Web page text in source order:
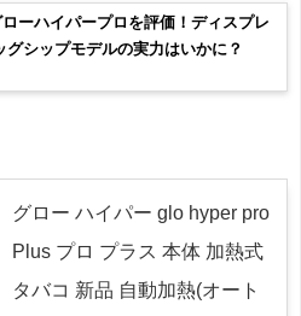
ローハイパープロを評価！ディスプレ
グシップモデルの実力はいかに？
グロー ハイパー glo hyper pro
Plus プロ プラス 本体 加熱式
タバコ 新品 自動加熱(オート